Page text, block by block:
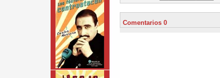
Comentarios 0